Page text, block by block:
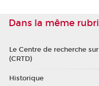
Dans la même
Le Centre de recherche
(CRTD)
Historique